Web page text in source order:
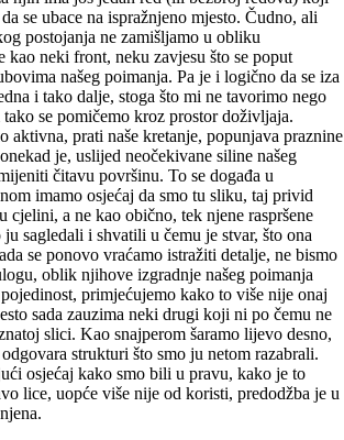
se ubace na ispražnjeno mjesto. Čudno, ali
postojanja ne zamišljamo u obliku
kao neki front, neku zavjesu što se poput
našeg poimanja. Pa je i logično da se iza
i tako dalje, stoga što mi ne tavorimo nego
se pomičemo kroz prostor doživljaja.
aktivna, prati naše kretanje, popunjava praznine
je, uslijed neočekivane siline našeg
čitavu površinu. To se događa u
imamo osjećaj da smo tu sliku, taj privid
cjelini, a ne kao obično, tek njene raspršene
ju sagledali i shvatili u čemu je stvar, što ona
se ponovo vraćamo istražiti detalje, ne bismo
oblik njihove izgradnje našeg poimanja
primjećujemo kako to više nije onaj
sada zauzima neki drugi koji ni po čemu ne
slici. Kao snajperom šaramo lijevo desno,
strukturi što smo ju netom razabrali.
osjećaj kako smo bili u pravu, kako je to
lice, uopće više nije od koristi, predodžba je u